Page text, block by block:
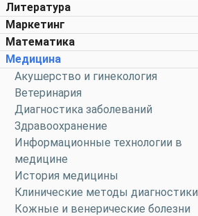
Литература
Маркетинг
Математика
Медицина
Акушерство и гинекология
Ветеринария
Диагностика заболеваний
Здравоохранение
Информационные технологии в
медицине
История медицины
Клинические методы диагностики
Кожные и венерические болезни